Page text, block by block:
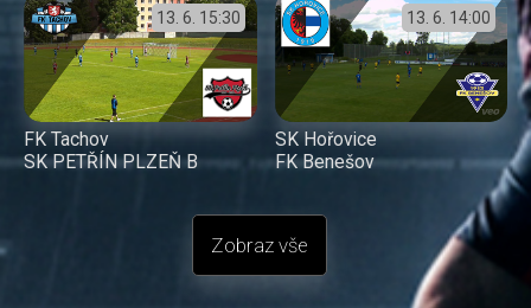
13. 6. 15:30
FK Tachov
SK PETŘÍN PLZEŇ B
13. 6. 14:00
SK Hořovice
FK Benešov
Zobraz vše